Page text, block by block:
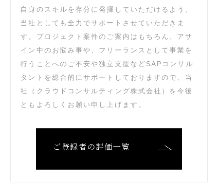
自身のスキルを存分に発揮していただけるよう、
当社としても全力でサポートさせていただきま
す。プロジェクト案件のご案内はもちろん、アサ
イン中のお悩み事や、フリーランスとして事業を
行うことへのご不安や独立支援などSAPコンサル
タントを総合的にサポートしておりますので、当
社（クラウドコンサルティング株式会社）を今後
ともよろしくお願い申し上げます。
ご登録者の評価一覧